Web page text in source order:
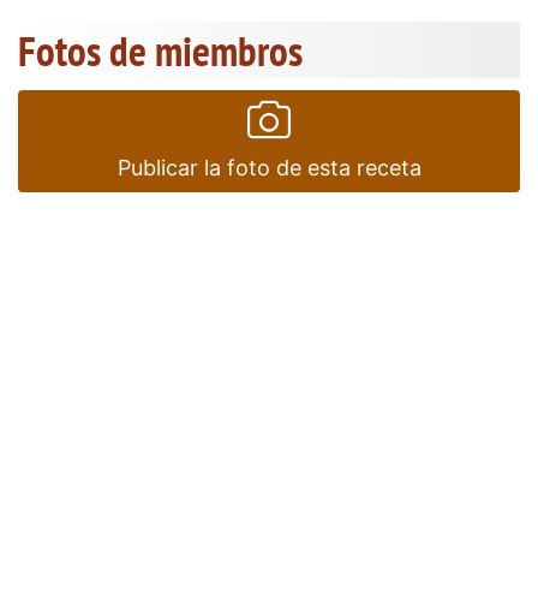
Fotos de miembros
Publicar la foto de esta receta